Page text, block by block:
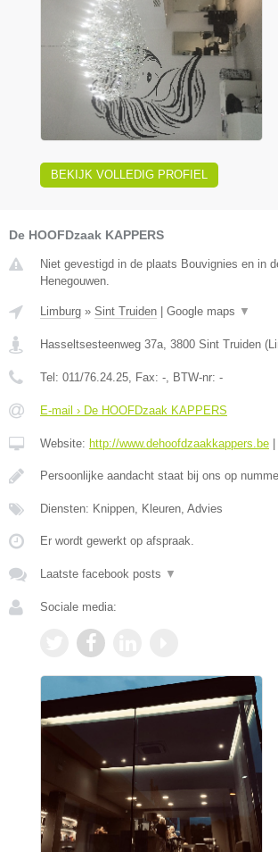
BEKIJK VOLLEDIG PROFIEL
De HOOFDzaak KAPPERS
Niet gevestigd in de plaats Bouvignies en in
Henegouwen.
Limburg » Sint Truiden Google maps ▼
Hasseltsesteenweg 37a, 3800 Sint Truiden (
Tel: 011/76.24.25, Fax: -, BTW-nr: -
E-mail › De HOOFDzaak KAPPERS
Website: http://www.dehoofdzaakkappers.be
Persoonlijke aandacht staat bij ons op
Diensten: Knippen, Kleuren, Advies
Er wordt gewerkt op afspraak.
Laatste facebook posts ▼
Sociale media: